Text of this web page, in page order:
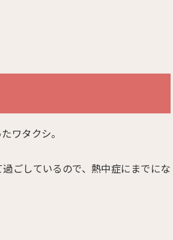
ワタクシ。
ごしているので、熱中症にまでにな